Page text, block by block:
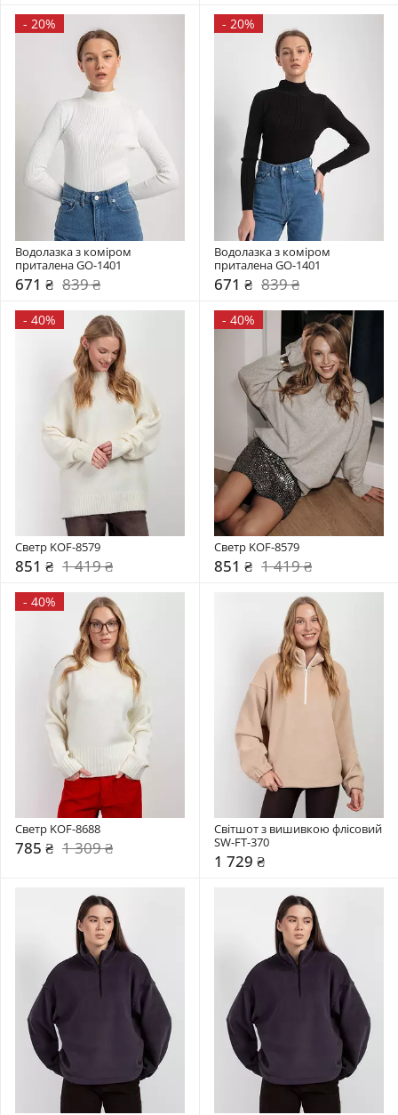
- 20%
Водолазка з коміром
приталена GO-1401
671 ₴ 839 ₴
- 20%
Водолазка з коміром
приталена GO-1401
671 ₴ 839 ₴
- 40%
Светр KOF-8579
851 ₴ 1 419 ₴
- 40%
Светр KOF-8579
851 ₴ 1 419 ₴
- 40%
Светр KOF-8688
785 ₴ 1 309 ₴
Світшот з вишивкою флісовий
SW-FT-370
1 729 ₴